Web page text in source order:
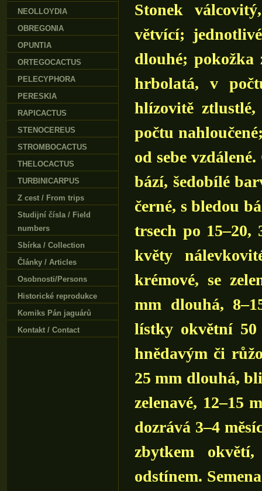
Stonek
větvící;
dlouhé; pokožka
hrbolatá, v
hlízovitě
počtu
od sebe
bází, šedobílé
černé, s bledou
trsech po
květy
krémové, se
mm dlouhá,
lístky okvětní
hnědavým či
25 mm dlouhá,
zelenavé, 12–15
dozrává 3–4
zbytkem
odstínem.
NEOLLOYDIA
OBREGONIA
OPUNTIA
ORTEGOCACTUS
PELECYPHORA
PERESKIA
RAPICACTUS
STENOCEREUS
STROMBOCACTUS
THELOCACTUS
TURBINICARPUS
Z cest / From trips
Studijní čísla / Field
numbers
Sbírka / Collection
Články / Articles
Osobnosti/Persons
Historické reprodukce
Komiks Pán jaguárů
Kontakt / Contact